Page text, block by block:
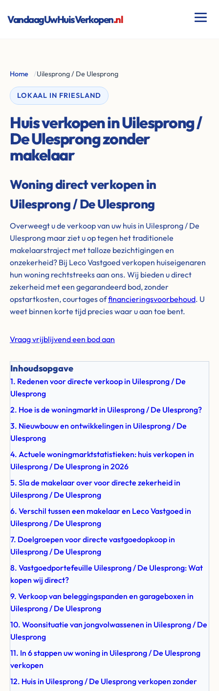
VandaagUwHuisVerkopen.nl
Home /Uilesprong / De Ulesprong
LOKAAL IN FRIESLAND
Huis verkopen in Uilesprong /
De Ulesprong zonder
makelaar
Woning direct verkopen in
Uilesprong / De Ulesprong
Overweegt u de verkoop van uw huis in Uilesprong / De
Ulesprong maar ziet u op tegen het traditionele
makelaarstraject met talloze bezichtigingen en
onzekerheid? Bij Leco Vastgoed verkopen huiseigenaren
hun woning rechtstreeks aan ons. Wij bieden u direct
zekerheid met een gegarandeerd bod, zonder
opstartkosten, courtages offinancieringsvoorbehoud. U
weet binnen korte tijd precies waar u aan toe bent.
Vraag vrijblijvend een bod aan
Inhoudsopgave
1. Redenen voor directe verkoop in Uilesprong / De
Ulesprong
2. Hoe is de woningmarkt in Uilesprong / De Ulesprong?
3. Nieuwbouw en ontwikkelingen in Uilesprong / De
Ulesprong
4. Actuele woningmarktstatistieken: huis verkopen in
Uilesprong / De Ulesprong in 2026
5. Sla de makelaar over voor directe zekerheid in
Uilesprong / De Ulesprong
6. Verschil tussen een makelaar en Leco Vastgoed in
Uilesprong / De Ulesprong
7. Doelgroepen voor directe vastgoedopkoop in
Uilesprong / De Ulesprong
8. Vastgoedportefeuille Uilesprong / De Ulesprong: Wat
kopen wij direct?
9. Verkoop van beleggingspanden en garageboxen in
Uilesprong / De Ulesprong
10. Woonsituatie van jongvolwassenen in Uilesprong / De
Ulesprong
11. In 6 stappen uw woning in Uilesprong / De Ulesprong
verkopen
12. Huis in Uilesprong / De Ulesprong verkopen zonder